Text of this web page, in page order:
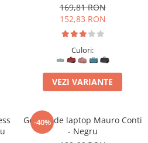
169,81 RON
152,83 RON
Culori:
VEZI VARIANTE
-40%
Geanta de laptop Mauro Conti
- Negru